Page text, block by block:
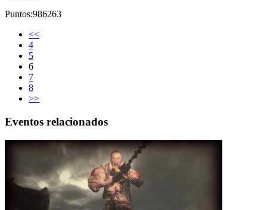
Puntos:986263
<<
4
5
6
7
8
>>
Eventos relacionados